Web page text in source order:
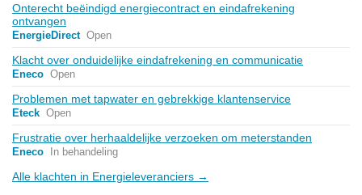
Onterecht beëindigd energiecontract en eindafrekening
ontvangen
EnergieDirect Open
Klacht over onduidelijke eindafrekening en communicatie
Eneco Open
Problemen met tapwater en gebrekkige klantenservice
Eteck Open
Frustratie over herhaaldelijke verzoeken om meterstanden
Eneco In behandeling
Alle klachten in Energieleveranciers →